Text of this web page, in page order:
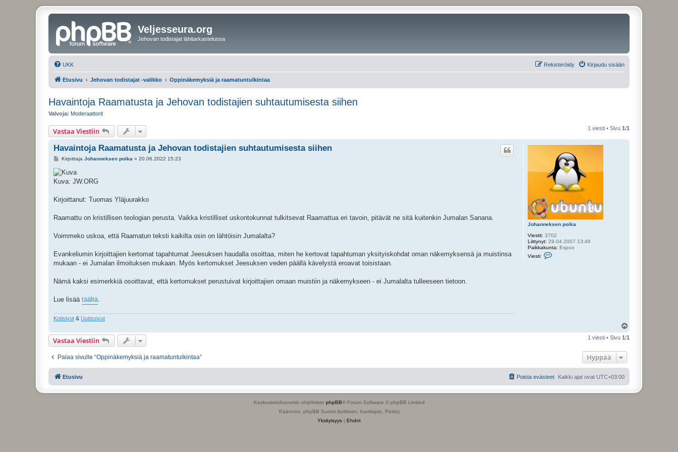
Veljesseura.org
Jehovan todistajat lähitarkastelussa
UKK Kirjaudu sisään
Rekisteröidy
Etusivu Jehovan todistajat -valikko Oppinäkemyksiä ja raamatuntulkintaa
Havaintoja Raamatusta ja Jehovan todistajien suhtautumisesta siihen
Valvoja: Moderaattorit
Vastaa Viestiin 1 viesti • Sivu 1/1
Johanneksen poika
Viestit: 3702
Liittynyt: 29.04.2007 13:49
Paikkakunta: Espoo
Viesti:
k
i
a
Havaintoja Raamatusta ja Jehovan todistajien suhtautumisesta siihen
V
e
s
t
Kirjoittaja Johanneksen poika » 20.06.2022 15:23
Kuva: JW.ORG
Kirjoittanut: Tuomas Yläjuurakko
Raamattu on kristillisen teologian perusta. Vaikka kristilliset uskontokunnat tulkitsevat Raamattua eri tavoin, pitävät ne sitä kuitenkin Jumalan Sanana.
Voimmeko uskoa, että Raamatun teksti kaikilta osin on lähtöisin Jumalalta?
Evankeliumin kirjoittajien kertomat tapahtumat Jeesuksen haudalla osoittaa, miten he kertovat tapahtuman yksityiskohdat oman näkemyksensä ja muistinsa
mukaan - ei Jumalan ilmoituksen mukaan. Myös kertomukset Jeesuksen veden päällä kävelystä eroavat toisistaan.
Nämä kaksi esimerkkiä osoittavat, että kertomukset perustuivat kirjoittajien omaan muistiin ja näkemykseen - ei Jumalalta tulleeseen tietoon.
Lue lisää täältä
Kotisivut & Uutissivut
ö
Vastaa Viestiin 1 viesti • Sivu 1 /1
Palaa sivulle “Oppinäkemyksiä ja raamatuntulkintaa” Hyppää
Etusivu Kaikki ajat ovat UTC+03:00
Poista evästeet
Keskustelufoorumin ohjelmisto phpBB® Forum Software © phpBB Limited
Käännös: phpBB Suomi (lurttinen, harritapio, Pettis)
Yksityisyys | Ehdot